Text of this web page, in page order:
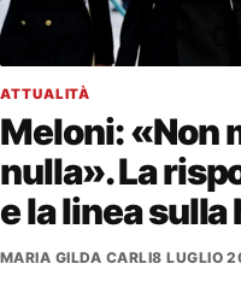
ATTUALITÀ
Meloni: «Non
nulla». La
e la linea sulla
MARIA GILDA CARLI8 LUGLIO